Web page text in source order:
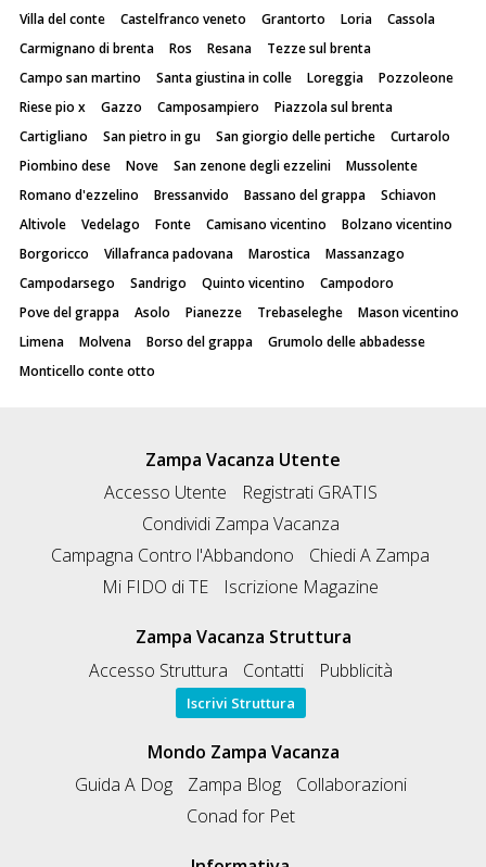
Villa del conte
Castelfranco veneto Grantorto Loria
Cassola
Carmignano di brenta
Ros Resana
Tezze sul brenta
Campo san martino
Santa giustina in colle Loreggia
Pozzoleone
Riese pio x
Gazzo Camposampiero
Piazzola sul brenta
Cartigliano
San pietro in gu San giorgio delle pertiche
Curtarolo
Piombino dese
Nove San zenone degli ezzelini
Mussolente
Romano d'ezzelino
Bressanvido Bassano del grappa
Schiavon
Altivole
Vedelago Fonte Camisano vicentino
Bolzano vicentino
Borgoricco
Villafranca padovana Marostica
Massanzago
Campodarsego
Sandrigo Quinto vicentino
Campodoro
Pove del grappa
Asolo Pianezze Trebaseleghe
Mason vicentino
Limena
Molvena Borso del grappa
Grumolo delle abbadesse
Monticello conte otto
Zampa Vacanza Utente
Accesso Utente
Registrati GRATIS
Condividi Zampa Vacanza
Campagna Contro l'Abbandono
Chiedi A Zampa
Mi FIDO di TE
Iscrizione Magazine
Zampa Vacanza Struttura
Accesso Struttura
Contatti Pubblicità
Iscrivi Struttura
Mondo Zampa Vacanza
Guida A Dog
Zampa Blog
Collaborazioni
Conad for Pet